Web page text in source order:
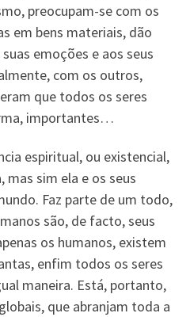
preocupam-se com os
em bens materiais, dão
emoções e aos seus
com os outros,
que todos os seres
importantes…
espiritual, ou existencial,
mas sim ela e os seus
Faz parte de um todo,
são, de facto, seus
os humanos, existem
enfim todos os seres
maneira. Está, portanto,
que abranjam toda a